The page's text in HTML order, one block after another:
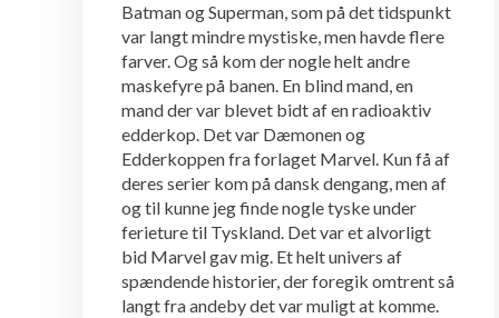
Batman og Superman, som på det tidspunkt
var langt mindre mystiske, men havde flere
farver. Og så kom der nogle helt andre
maskefyre på banen. En blind mand, en
mand der var blevet bidt af en radioaktiv
edderkop. Det var Dæmonen og
Edderkoppen fra forlaget Marvel. Kun få af
deres serier kom på dansk dengang, men af
og til kunne jeg finde nogle tyske under
ferieture til Tyskland. Det var et alvorligt
bid Marvel gav mig. Et helt univers af
spændende historier, der foregik omtrent så
langt fra andeby det var muligt at komme.